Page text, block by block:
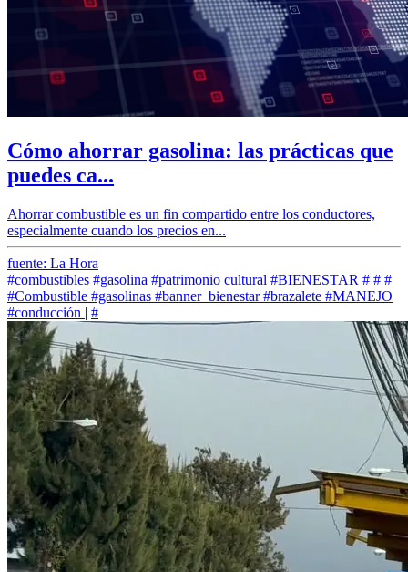
Cómo ahorrar gasolina: las prácticas que
puedes ca...
Ahorrar combustible es un fin compartido entre los conductores,
especialmente cuando los precios en...
fuente: La Hora
#combustibles #gasolina #patrimonio cultural #BIENESTAR # # #
#Combustible #gasolinas #banner_bienestar #brazalete #MANEJO
#conducción | #